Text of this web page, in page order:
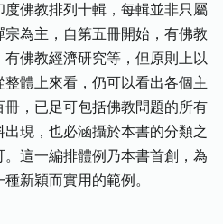
佛教排列十輯，每輯並非只屬
為主，自第五冊開始，有佛教
佛教經濟研究等，但原則上以
體上來看，仍可以看出各個主
，已足可包括佛教問題的所有
現，也必涵攝於本書的分類之
這一編排體例乃本書首創，為
新穎而實用的範例。